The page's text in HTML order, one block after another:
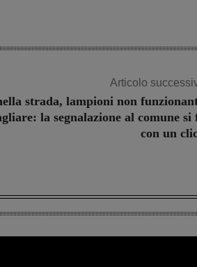
Articolo
strada, lampioni non
la segnalazione al comune si
con un